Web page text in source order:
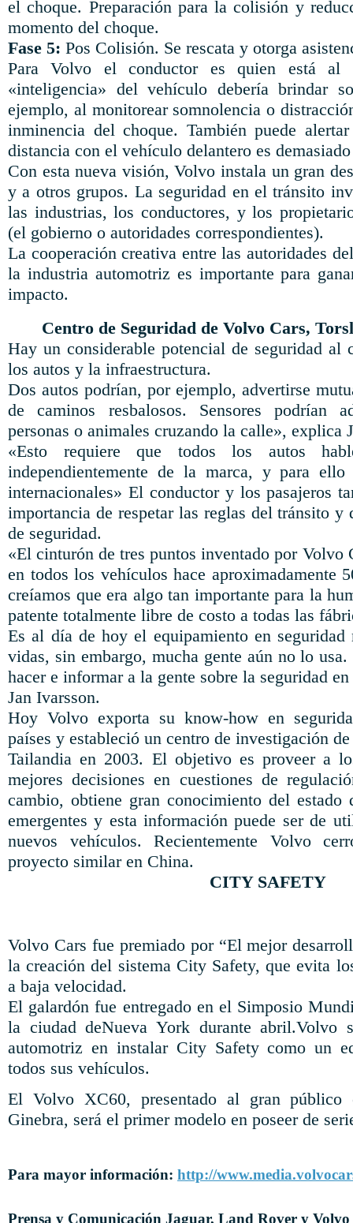
el choque. Preparación para la colisión y
momento del choque.
Fase 5: Pos Colisión. Se rescata y otorga
Para Volvo el conductor es quien está al
«inteligencia» del vehículo debería brindar
ejemplo, al monitorear somnolencia o
inminencia del choque. También puede
distancia con el vehículo delantero es
Con esta nueva visión, Volvo instala un gran
y a otros grupos. La seguridad en el tránsito
las industrias, los conductores, y los
(el gobierno o autoridades correspondientes).
La cooperación creativa entre las autoridades
la industria automotriz es importante para
impacto.
Centro de Seguridad de Volvo Cars,
Hay un considerable potencial de seguridad al
los autos y la infraestructura.
Dos autos podrían, por ejemplo, advertirse
de caminos resbalosos. Sensores podrían
personas o animales cruzando la calle», explica
«Esto requiere que todos los autos
independientemente de la marca, y para ello
internacionales» El conductor y los pasajeros
importancia de respetar las reglas del tránsito y
de seguridad.
«El cinturón de tres puntos inventado por Volvo
en todos los vehículos hace aproximadamente
creíamos que era algo tan importante para la
patente totalmente libre de costo a todas las
Es al día de hoy el equipamiento en seguridad
vidas, sin embargo, mucha gente aún no lo
hacer e informar a la gente sobre la seguridad
Jan Ivarsson.
Hoy Volvo exporta su know-how en
países y estableció un centro de investigación
Tailandia en 2003. El objetivo es proveer a
mejores decisiones en cuestiones de
cambio, obtiene gran conocimiento del estado
emergentes y esta información puede ser de
nuevos vehículos. Recientemente Volvo
proyecto similar en China.
CITY SAFETY
Volvo Cars fue premiado por “El mejor
la creación del sistema City Safety, que evita
a baja velocidad.
El galardón fue entregado en el Simposio
la ciudad deNueva York durante abril.Volvo
automotriz en instalar City Safety como un
todos sus vehículos.
El Volvo XC60, presentado al gran público
Ginebra, será el primer modelo en poseer de
Para mayor información: http://
Prensa y Comunicación Jaguar, Land Rover y Volvo